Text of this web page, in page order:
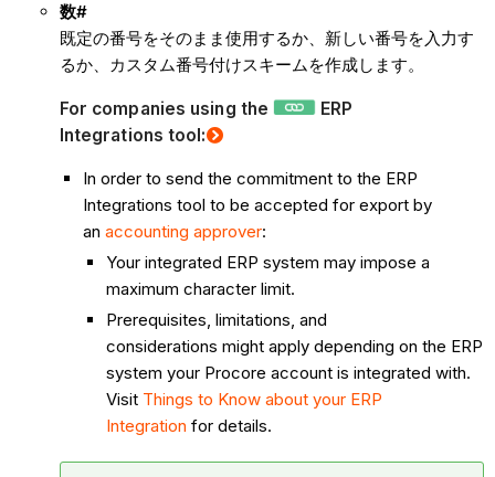
数#
既定の番号をそのまま使用するか、新しい番号を入力す
るか、カスタム番号付けスキームを作成します。
For companies using the
ERP
Integrations tool:
In order to send the commitment to the ERP
Integrations tool to be accepted for export by
an accounting approver:
Your integrated ERP system may impose a
maximum character limit.
Prerequisites, limitations, and
considerations might apply depending on the ERP
system your Procore account is integrated with.
Visit Things to Know about your ERP
Integration for details.